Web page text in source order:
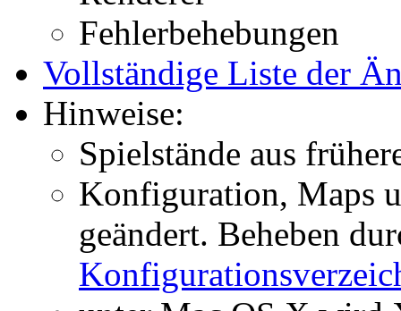
Fehlerbehebungen
Vollständige Liste der
Hinweise:
Spielstände aus
Konfiguration, Maps
geändert. Beheben